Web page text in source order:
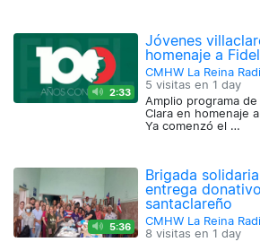
2:33
Jóvenes
homenaje a
CMHW La Reina
5 visitas en 1 day
Amplio programa
Clara en homenaje
Ya comenzó el …
5:36
Brigada
entrega
santaclareño
CMHW La Reina
8 visitas en 1 day